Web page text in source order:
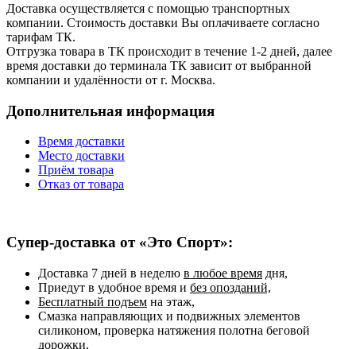
Доставка осуществляется с помощью транспортных
компании. Стоимость доставки Вы оплачиваете согласно
тарифам ТК.
Отгрузка товара в ТК происходит в течение 1-2 дней, далее
время доставки до терминала ТК зависит от выбранной
компании и удалённости от г. Москва.
Дополнительная информация
Время доставки
Место доставки
Приём товара
Отказ от товара
Супер-доставка от «Это Спорт»:
Доставка 7 дней в неделю в любое время дня,
Приедут в удобное время и без опозданий,
Бесплатный подъем на этаж,
Смазка направляющих и подвижных элементов
силиконом, проверка натяжения полотна беговой
дорожки,